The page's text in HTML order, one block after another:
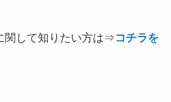
関して知りたい方は⇒コチラを